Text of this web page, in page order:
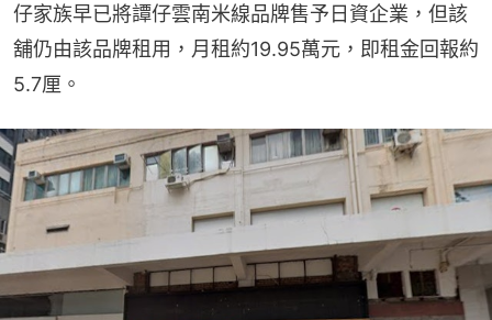
仔家族早已將譚仔雲南米線品牌售予日資企業，但該
舖仍由該品牌租用，月租約19.95萬元，即租金回報約
5.7厘。